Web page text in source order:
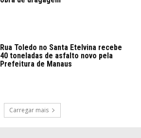
Rua Toledo no Santa Etelvina recebe
40 toneladas de asfalto novo pela
Prefeitura de Manaus
Carregar mais